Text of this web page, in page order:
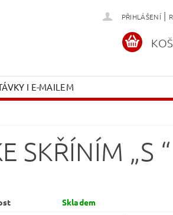
PŘIHLÁŠENÍ |
I E-MAILEM
SKŘÍNÍM „S “
Skladem